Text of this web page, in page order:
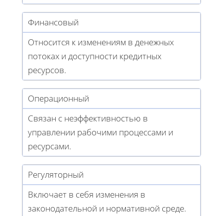
Финансовый
Относится к изменениям в денежных
потоках и доступности кредитных
ресурсов.
Операционный
Связан с неэффективностью в
управлении рабочими процессами и
ресурсами.
Регуляторный
Включает в себя изменения в
законодательной и нормативной среде.